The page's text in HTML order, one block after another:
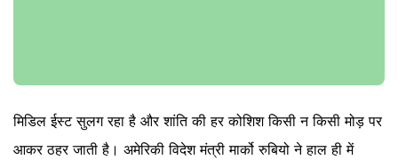
मिडिल ईस्ट सुलग रहा है और शांति की हर कोशिश किसी न किसी मोड़ पर
आकर ठहर जाती है। अमेरिकी विदेश मंत्री मार्को रुबियो ने हाल ही में